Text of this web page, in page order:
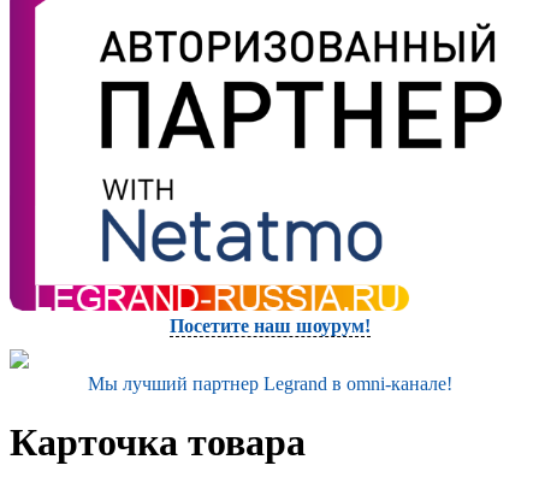
Посетите наш шоурум!
Мы лучший партнер Legrand в omni-канале!
Карточка товара